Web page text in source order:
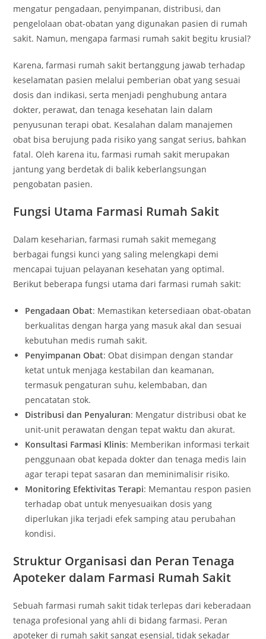
mengatur pengadaan, penyimpanan, distribusi, dan
pengelolaan obat-obatan yang digunakan pasien di rumah
sakit. Namun, mengapa farmasi rumah sakit begitu krusial?
Karena, farmasi rumah sakit bertanggung jawab terhadap
keselamatan pasien melalui pemberian obat yang sesuai
dosis dan indikasi, serta menjadi penghubung antara
dokter, perawat, dan tenaga kesehatan lain dalam
penyusunan terapi obat. Kesalahan dalam manajemen
obat bisa berujung pada risiko yang sangat serius, bahkan
fatal. Oleh karena itu, farmasi rumah sakit merupakan
jantung yang berdetak di balik keberlangsungan
pengobatan pasien.
Fungsi Utama Farmasi Rumah Sakit
Dalam keseharian, farmasi rumah sakit memegang
berbagai fungsi kunci yang saling melengkapi demi
mencapai tujuan pelayanan kesehatan yang optimal.
Berikut beberapa fungsi utama dari farmasi rumah sakit:
Pengadaan Obat: Memastikan ketersediaan obat-obatan
berkualitas dengan harga yang masuk akal dan sesuai
kebutuhan medis rumah sakit.
Penyimpanan Obat: Obat disimpan dengan standar
ketat untuk menjaga kestabilan dan keamanan,
termasuk pengaturan suhu, kelembaban, dan
pencatatan stok.
Distribusi dan Penyaluran: Mengatur distribusi obat ke
unit-unit perawatan dengan tepat waktu dan akurat.
Konsultasi Farmasi Klinis: Memberikan informasi terkait
penggunaan obat kepada dokter dan tenaga medis lain
agar terapi tepat sasaran dan meminimalisir risiko.
Monitoring Efektivitas Terapi: Memantau respon pasien
terhadap obat untuk menyesuaikan dosis yang
diperlukan jika terjadi efek samping atau perubahan
kondisi.
Struktur Organisasi dan Peran Tenaga
Apoteker dalam Farmasi Rumah Sakit
Sebuah farmasi rumah sakit tidak terlepas dari keberadaan
tenaga profesional yang ahli di bidang farmasi. Peran
apoteker di rumah sakit sangat esensial, tidak sekadar